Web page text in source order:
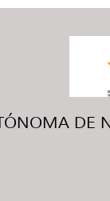
DE